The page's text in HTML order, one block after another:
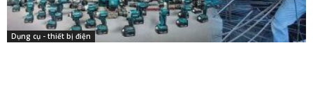
Dụng cụ - thiết bị điện